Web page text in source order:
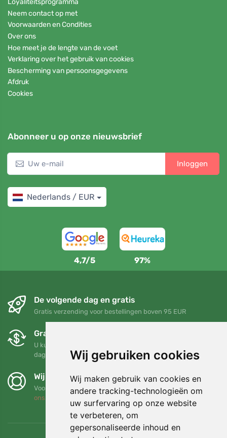
Wij gebruiken cookies
Wij maken gebruik van cookies en
andere tracking-technologieën om
uw surfervaring op onze website
te verbeteren, om
gepersonaliseerde inhoud en
Loyaliteitsprogramma
Neem contact op met
Voorwaarden en Condities
Over ons
Hoe meet je de lengte van de voet
Verklaring over het gebruik van cookies
Bescherming van persoonsgegevens
Afdruk
Cookies
Abonneer u op onze nieuwsbrief
Inloggen
Nederlands / EUR
4,7/5 97%
De volgende dag en gratis
Gratis verzending voor bestellingen boven 95 EUR
Gratis ruilen en retourneren
U kunt uw bestelling op elk gewenst moment binnen 90
dagen retourneren of ruilen
Wij steunen Trees.org
Voor elke bestelling planten we een boom! Lees meer Over
ons